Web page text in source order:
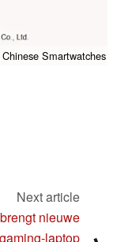
Smartwatches
Next article
nieuwe
laptop